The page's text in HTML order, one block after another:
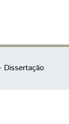
Dissertação